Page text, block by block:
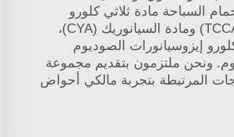
السباحة مادة ثلاثي كلورو
إيزوسيانوريك (TCCA) ومادة السيانوريك (CYA)،
إيزوسيانورات الصوديوم
ونحن ملتزمون بتقديم مجموعة
المرتبطة بتجربة مالكي أحواض